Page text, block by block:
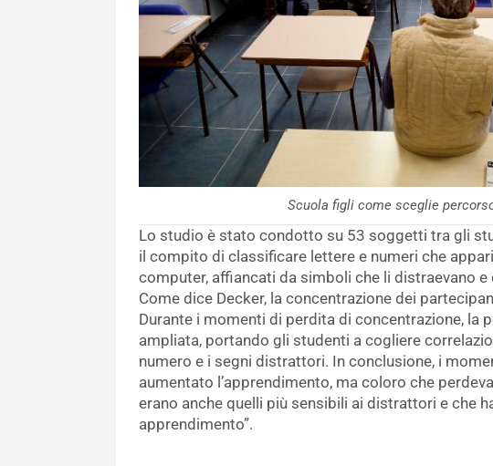
Scuola figli come sceglie
Lo studio è stato condotto su 53 soggetti tra gli
il compito di classificare lettere e numeri che
computer, affiancati da simboli che li distraevano
Come dice Decker, la concentrazione dei
Durante i momenti di perdita di concentrazione, la
ampliata, portando gli studenti a cogliere
numero e i segni distrattori. In conclusione, i
aumentato l’apprendimento, ma coloro che
erano anche quelli più sensibili ai distrattori e che
apprendimento”.